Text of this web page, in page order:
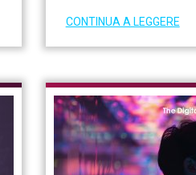
CONTINUA A LEGGERE